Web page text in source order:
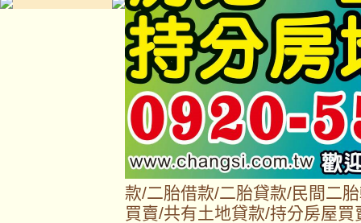
款/二胎借款/二胎貸款/民間二
買賣/共有土地貸款/持分房屋